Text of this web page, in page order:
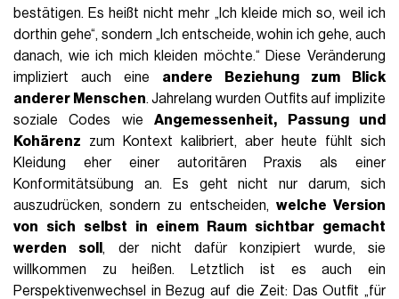
bestätigen. Es heißt nicht mehr „Ich kleide mich so, weil ich
dorthin gehe“, sondern „Ich entscheide, wohin ich gehe, auch
danach, wie ich mich kleiden möchte.“ Diese Veränderung
impliziert auch eine andere Beziehung zum Blick
anderer Menschen. Jahrelang wurden Outfits auf implizite
soziale Codes wieAngemessenheit, Passung und
Kohärenz zum Kontext kalibriert, aber heute fühlt sich
Kleidung eher einer autoritären Praxis als einer
Konformitätsübung an. Es geht nicht nur darum, sich
auszudrücken, sondern zu entscheiden, welche Version
von sich selbst in einem Raum sichtbar gemacht
werden soll , der nicht dafür konzipiert wurde, sie
willkommen zu heißen. Letztlich ist es auch ein
Perspektivenwechsel in Bezug auf die Zeit: Das Outfit „für